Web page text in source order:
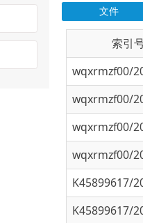
索引号
wqxrmzf00/2026-00870
wqxrmzf00/2026-00560
wqxrmzf00/2026-00115
wqxrmzf00/2026-00114
K45899617/2026-00252
K45899617/2025-03433
K45899617/2025-03432
K45899617/2025-03137